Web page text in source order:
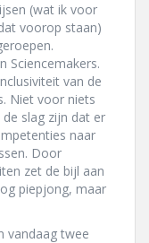
(wat ik voor
voorop staan)
Sciencemakers.
van de
Niet voor niets
slag zijn dat er
naar
Door
zet de bijl aan
piepjong, maar
vandaag twee